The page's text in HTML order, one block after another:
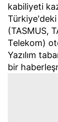
kabiliyeti
Türkiye'deki
(TASMUS,
Telekom)
Yazılım
bir